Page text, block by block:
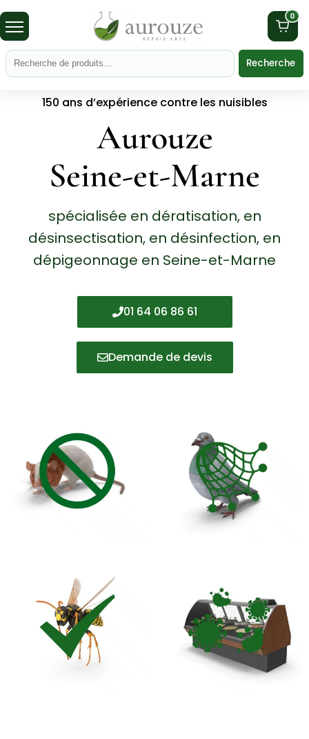
0
Recherche
150 ans d’expérience contre les nuisibles
Aurouze
Seine-et-Marne
spécialisée en dératisation, en
désinsectisation, en désinfection, en
dépigeonnage en Seine-et-Marne
01 64 06 86 61
Demande de devis